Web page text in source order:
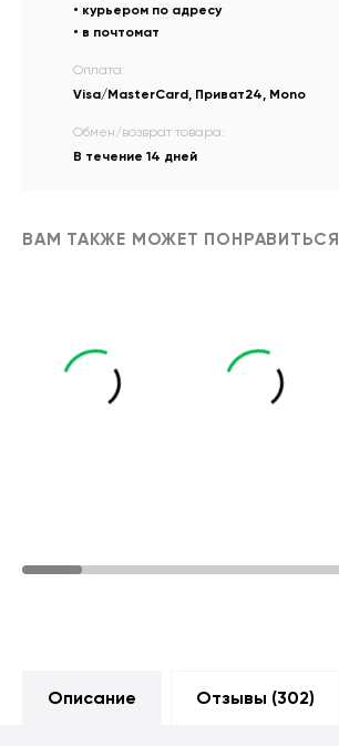
• курьером по адресу
• в почтомат
Оплата:
Visa/MasterCard, Приват24, Mono
Обмен/возврат товара:
В течение 14 дней
ВАМ ТАКЖЕ МОЖЕТ ПОНРАВИТЬСЯ
Описание Отзывы (302)